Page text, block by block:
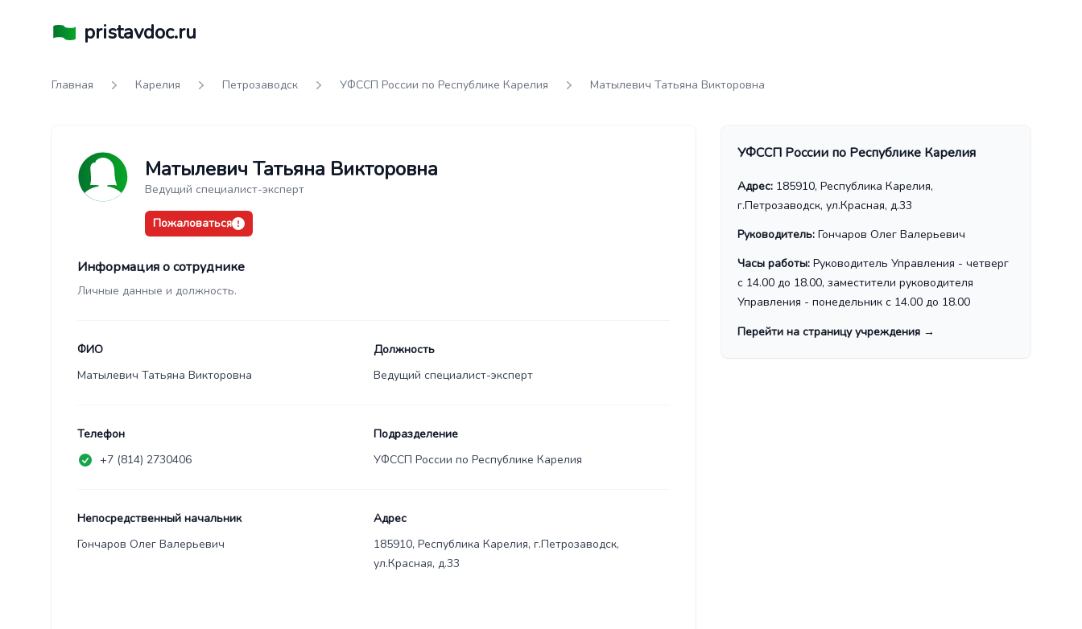
pristavdoc.ru
Главная Карелия Петрозаводск УФССП России по Республике Карелия Матылевич Татьяна Викторовна
Матылевич Татьяна Викторовна
Ведущий специалист-эксперт
Пожаловаться
Информация о сотруднике
Личные данные и должность.
ФИО
Матылевич Татьяна Викторовна
Должность
Ведущий специалист-эксперт
Телефон
+7 (814) 2730406
Подразделение
УФССП России по Республике Карелия
Непосредственный начальник
Гончаров Олег Валерьевич
Адрес
185910, Республика Карелия, г.Петрозаводск,
ул.Красная, д.33
УФССП России по Республике Карелия
Адрес: 185910, Республика Карелия,
г.Петрозаводск, ул.Красная, д.33
Руководитель: Гончаров Олег Валерьевич
Часы работы: Руководитель Управления - четверг
с 14.00 до 18.00, заместители руководителя
Управления - понедельник с 14.00 до 18.00
Перейти на страницу учреждения →